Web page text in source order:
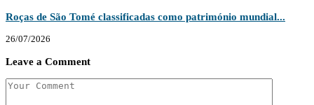
Roças de São Tomé classificadas como património mundial...
26/07/2026
Leave a Comment